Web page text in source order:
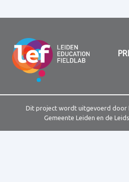
Dit project wordt uitgevoerd door
Gemeente Leiden en de